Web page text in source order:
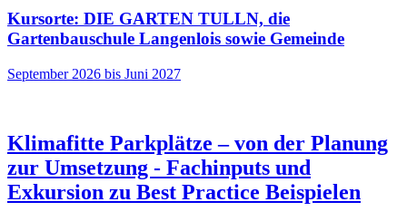
Kursorte: DIE GARTEN TULLN, die
Gartenbauschule Langenlois sowie Gemeinde
September 2026 bis Juni 2027
Klimafitte Parkplätze – von der Planung
zur Umsetzung - Fachinputs und
Exkursion zu Best Practice Beispielen